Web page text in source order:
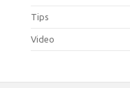
Tips
Video